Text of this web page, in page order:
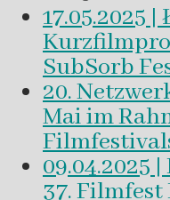
17.05.2025
SubSorb
20.
Mai im
09.04.2025
37. Filmfest